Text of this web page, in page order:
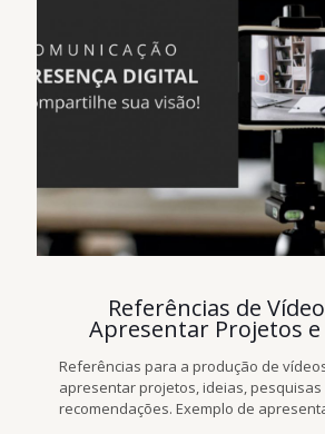
Referências de
Apresentar Projetos e
Referências para a produção de
apresentar projetos, ideias, pesquisas
recomendações. Exemplo de